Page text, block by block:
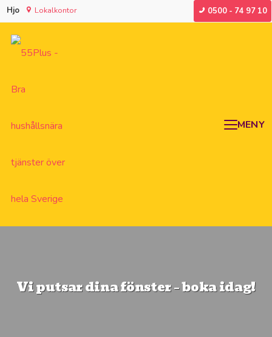
Hjo Lokalkontor 0500 - 74 97 10
MENY
Vi putsar dina fönster – boka idag!